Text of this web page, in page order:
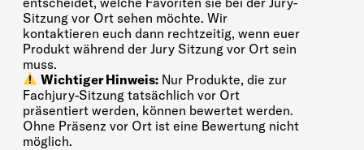
Sitzung vor Ort sehen möchte. Wir
kontaktieren euch dann rechtzeitig, wenn euer
Produkt während der Jury Sitzung vor Ort sein
muss.
Wichtiger Hinweis: Nur Produkte, die zur
Fachjury-Sitzung tatsächlich vor Ort
präsentiert werden, können bewertet werden.
Ohne Präsenz vor Ort ist eine Bewertung nicht
möglich.